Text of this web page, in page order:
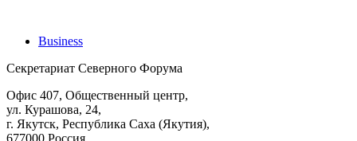
Business
Секретариат Северного Форума
Офис 407, Общественный центр,
ул. Курашова, 24,
г. Якутск, Республика Саха (Якутия),
677000 Россия